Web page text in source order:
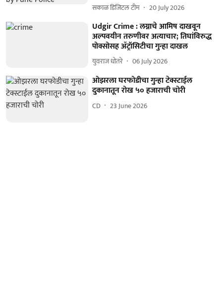
सकाळ डिजिटल टीम 20 July 2026
Udgir Crime : लग्नाचे आमिष दाखवून
अल्पवयीन तरुणीवर अत्याचार; तिघांविरुद्ध
पोक्सोसह ॲट्रॉसिटीचा गुन्हा दाखल
युवराज धोतरे 06 July 2026
ओझरला घरफोडीचा गुन्हा टेक्स्टाईल
दुकानातून रोख ५० हजाराची चोरी
CD 23 June 2026